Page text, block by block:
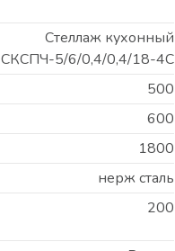
Стеллаж кухонный
СКСПЧ-5/6/0,4/0,4/18-4С
500
600
1800
нерж сталь
200